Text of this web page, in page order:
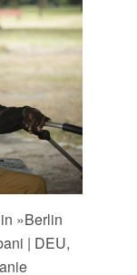
»Berlin
| DEU,